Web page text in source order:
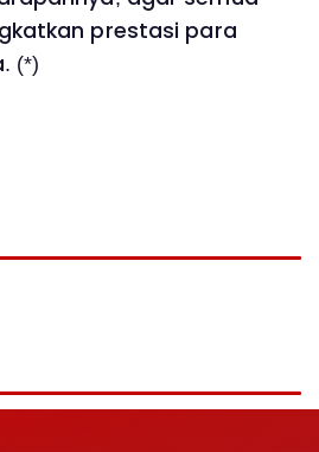
prestasi para
(*)